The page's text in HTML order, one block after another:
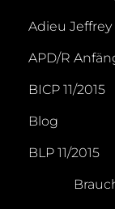
Adieu Jeffrey
APD/R
BICP 11/2015
Blog
BLP 11/2015